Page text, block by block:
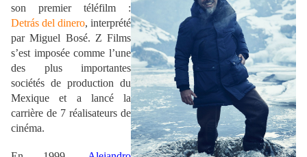
son premier téléfilm :
Detrás del dinero, interprété
par Miguel Bosé. Z Films
s’est imposée comme l’une
des plus importantes
sociétés de production du
Mexique et a lancé la
carrière de 7 réalisateurs de
cinéma.